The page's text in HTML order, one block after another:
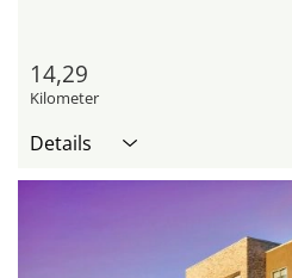
14,29
Kilometer
Details